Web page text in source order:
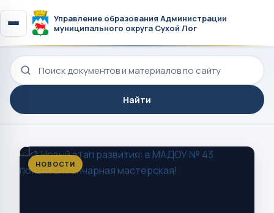
Управление образования Администрации
муниципального округа Сухой Лог
Поиск по сайту
Найти
НОВОСТИ